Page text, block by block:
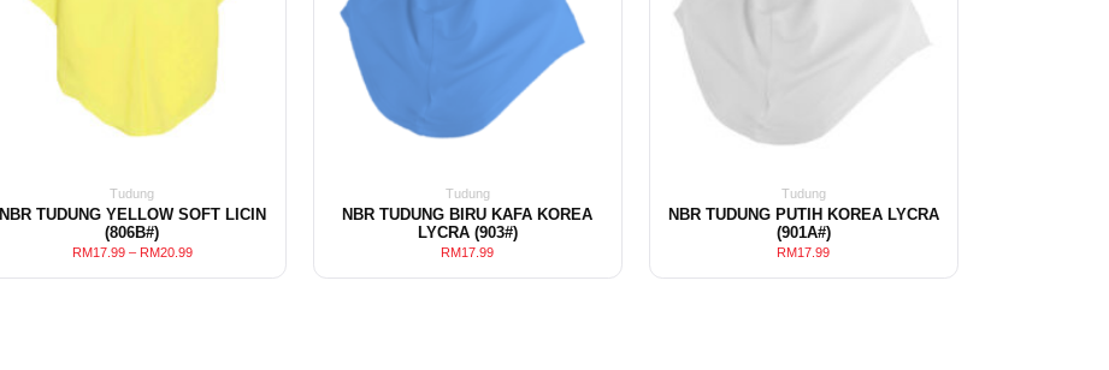
Tudung
NBR TUDUNG YELLOW SOFT LICIN
(806B#)
RM17.99– RM20.99
Tudung
NBR TUDUNG BIRU KAFA KOREA
LYCRA (903#)
RM17.99
Tudung
NBR TUDUNG PUTIH KOREA LYCRA
(901A#)
RM17.99